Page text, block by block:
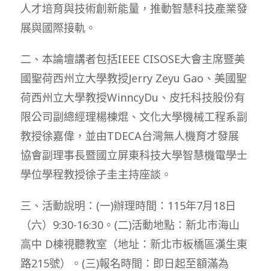
人才培育與技術創新能量，推動智慧科技產業發
展與國際接軌。
二、本論壇講者包括IEEE CISOSE大會主席暨美
國聖荷西州立大學教授Jerry Zeyu Gao、美國聖
荷西州立大學教授WinncyDu、皮托科技股份有
限公司副總經理楊棟焜、文化大學機械工程系副
教授徐嘉偉，並由TDECA台灣無人機育才發展
協會副理事長暨國立屏東科技大學智慧機電學士
學位學程教授徐子圭主持座談。
三、活動說明：(一)辦理時間：115年7月18日
（六）9:30-16:30。(二)活動地點：新北市海山
高中 D棟視聽教室（地址：新北市板橋區漢生東
路215號）。(三)報名時間：即日起至額滿為